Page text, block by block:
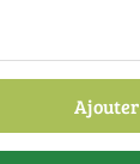
Ajouter